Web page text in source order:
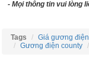
- Mọi thông tin vui lòng
Tags Giá gương
Gương điện county